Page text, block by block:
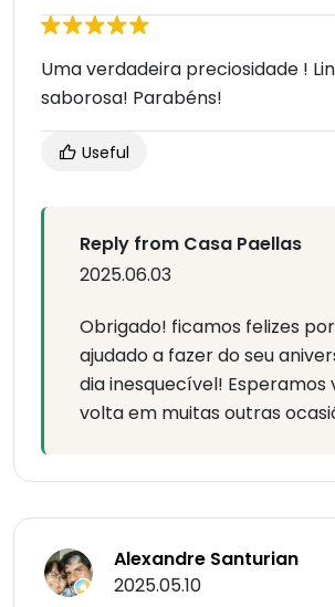
Uma verdadeira preciosidade !
saborosa! Parabéns!
Useful
Reply from Casa Paellas
2025.06.03
Obrigado! ficamos felizes
ajudado a fazer do seu
dia inesquecível! Esperamos
volta em muitas outras
Alexandre Santurian
2025.05.10